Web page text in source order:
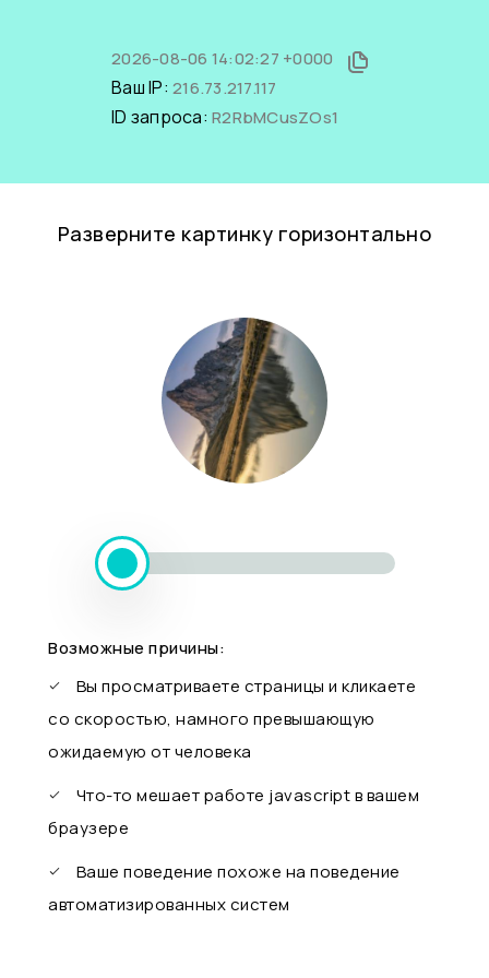
2026-08-06 14:02:27 +0000
Ваш IP: 216.73.217.117
ID запроса: R2RbMCusZOs1
Разверните картинку горизонтально
Возможные причины:
Вы просматриваете страницы и кликаете
со скоростью, намного превышающую
ожидаемую от человека
Что-то мешает работе javascript в вашем
браузере
Ваше поведение похоже на поведение
автоматизированных систем